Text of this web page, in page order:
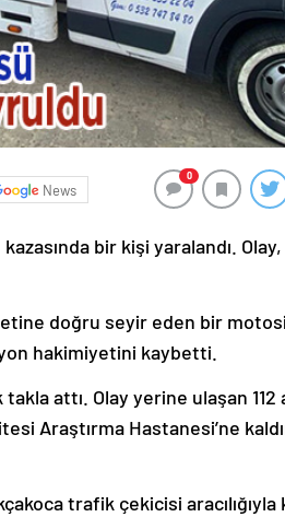
News
0
bir kişi yaralandı. Olay,
doğru seyir eden bir
hakimiyetini kaybetti.
attı. Olay yerine ulaşan 112
Araştırma Hastanesi’ne
trafik çekicisi aracılığıyla